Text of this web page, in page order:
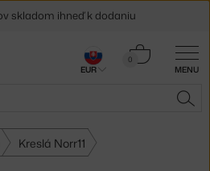
MENU
0
Košík
Kreslá Norr11
skladom ihneď k dodaniu
odberateľov
EUR